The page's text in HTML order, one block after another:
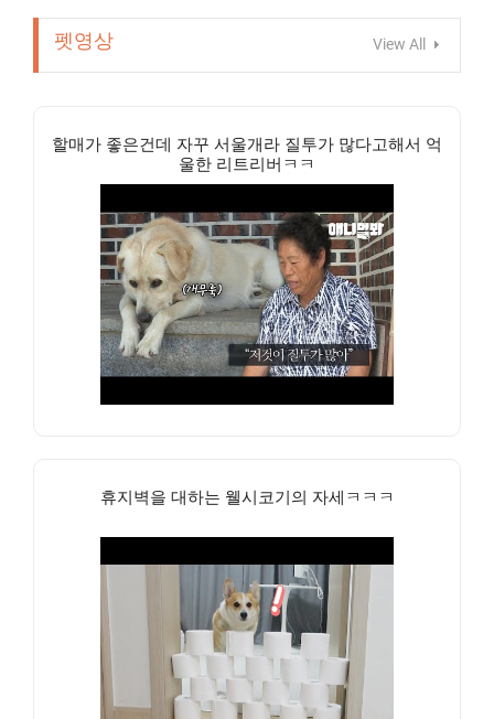
펫영상 View All
할매가 좋은건데 자꾸 서울개라 질투가 많다고해서 억
울한 리트리버ㅋㅋ
휴지벽을 대하는 웰시코기의 자세ㅋㅋㅋ